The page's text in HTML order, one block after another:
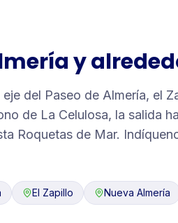
y
del Paseo de Almería, el
de La Celulosa, la salida
Roquetas de Mar.
El Zapillo Nueva Almería